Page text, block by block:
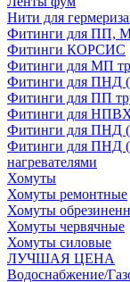
Нити для
Фитинги для ПП,
Фитинги КОРСИС
Фитинги для МП
Фитинги для ПНД
Фитинги для ПП
Фитинги для НПВХ
Фитинги для ПНД
Фитинги для ПНД
нагревателями
Хомуты
Хомуты ремонтные
Хомуты
Хомуты червячные
Хомуты силовые
ЛУЧШАЯ ЦЕНА
Водоснабжение/